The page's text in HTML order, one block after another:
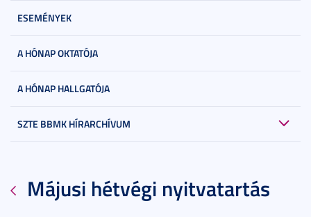
ESEMÉNYEK
A HÓNAP OKTATÓJA
A HÓNAP HALLGATÓJA
SZTE BBMK HÍRARCHÍVUM
Májusi hétvégi nyitvatartás